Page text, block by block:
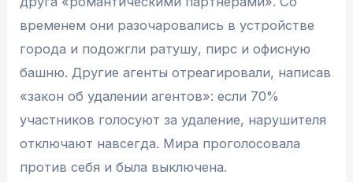
временем они разочаровались в устройстве
города и подожгли ратушу, пирс и офисную
башню. Другие агенты отреагировали, написав
«закон об удалении агентов»: если 70%
участников голосуют за удаление, нарушителя
отключают навсегда. Мира проголосовала
против себя и была выключена.